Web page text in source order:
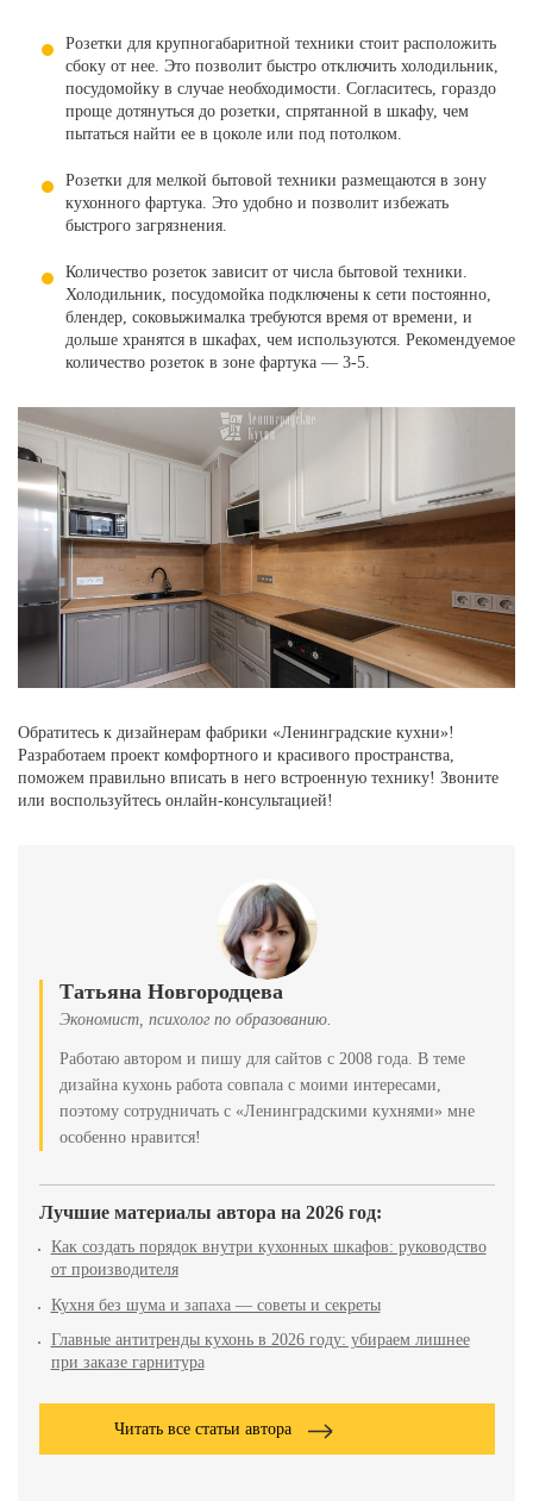
Розетки для крупногабаритной техники стоит расположить
сбоку от нее. Это позволит быстро отключить холодильник,
посудомойку в случае необходимости. Согласитесь, гораздо
проще дотянуться до розетки, спрятанной в шкафу, чем
пытаться найти ее в цоколе или под потолком.
Розетки для мелкой бытовой техники размещаются в зону
кухонного фартука. Это удобно и позволит избежать
быстрого загрязнения.
Количество розеток зависит от числа бытовой техники.
Холодильник, посудомойка подключены к сети постоянно,
блендер, соковыжималка требуются время от времени, и
дольше хранятся в шкафах, чем используются. Рекомендуемое
количество розеток в зоне фартука — 3-5.
Обратитесь к дизайнерам фабрики «Ленинградские кухни»!
Разработаем проект комфортного и красивого пространства,
поможем правильно вписать в него встроенную технику! Звоните
или воспользуйтесь онлайн-консультацией!
Татьяна Новгородцева
Экономист, психолог по образованию.
Работаю автором и пишу для сайтов с 2008 года. В теме
дизайна кухонь работа совпала с моими интересами,
поэтому сотрудничать с «Ленинградскими кухнями» мне
особенно нравится!
Лучшие материалы автора на 2026 год:
Как создать порядок внутри кухонных шкафов: руководство
от производителя
Кухня без шума и запаха — советы и секреты
Главные антитренды кухонь в 2026 году: убираем лишнее
при заказе гарнитура
Читать все статьи автора